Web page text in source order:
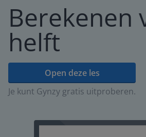
Berekenen
helft
Open deze les
Je kunt Gynzy gratis uitproberen.